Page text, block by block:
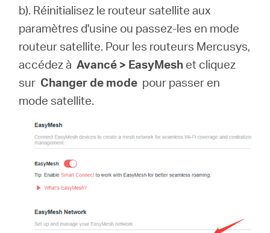
b). Réinitialisez le routeur satellite aux
paramètres d'usine ou passez-les en mode
routeur satellite. Pour les routeurs Mercusys,
accédez àAvancé > EasyMesh et cliquez
sur Changer de mode pour passer en
mode satellite.